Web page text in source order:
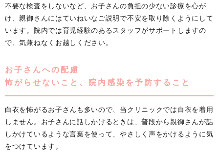
不要な検査をしないなど、お子さんの負担の少ない診療を心が
け、親御さんにはていねいなご説明で不安を取り除くようにして
います。院内では育児経験のあるスタッフがサポートしますの
で、気兼ねなくお越しください。
お子さんへの配慮
怖がらせないこと、院内感染を予防すること
白衣を怖がるお子さんも多いので、当クリニックでは白衣を着用
しません。お子さんに話しかけるときは、普段から親御さんが話
しかけているような言葉を使って、やさしく声をかけるように気
をつけています。